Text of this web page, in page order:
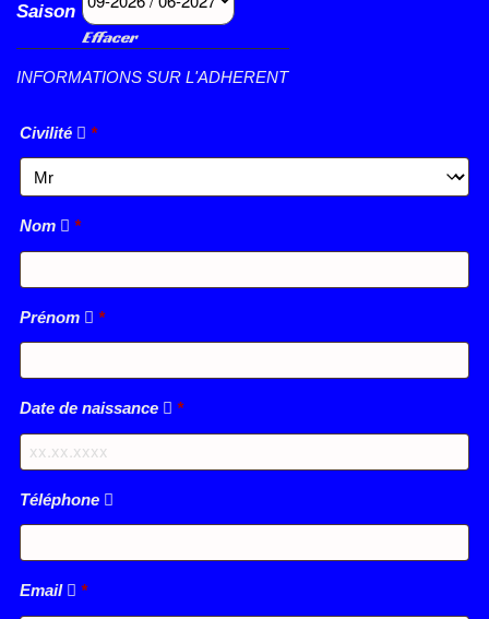
Saison
Effacer
INFORMATIONS SUR L'ADHERENT
Civilité *
Nom *
Prénom *
Date de naissance *
Téléphone
Email *